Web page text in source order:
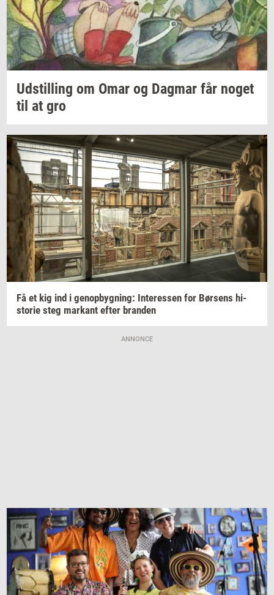
Ud­stil­ling om Omar og Dag­mar får noget
til at gro
Få et kig ind i genop­byg­ning: In­ter­es­sen for Bør­sens hi­
sto­rie steg mar­kant efter bran­den
ANNONCE